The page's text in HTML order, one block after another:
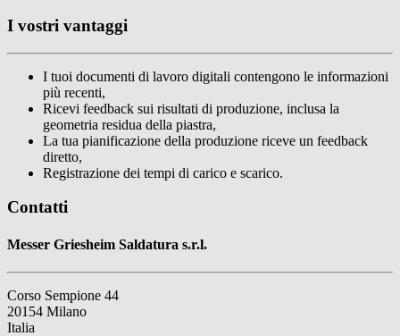
I vostri vantaggi
I tuoi documenti di lavoro digitali contengono le informazioni
più recenti,
Ricevi feedback sui risultati di produzione, inclusa la
geometria residua della piastra,
La tua pianificazione della produzione riceve un feedback
diretto,
Registrazione dei tempi di carico e scarico.
Contatti
Messer Griesheim Saldatura s.r.l.
Corso Sempione 44
20154 Milano
Italia